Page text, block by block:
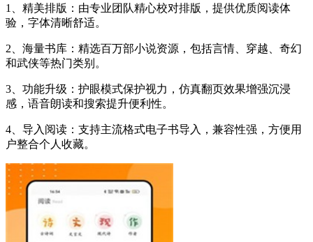
1、精美排版：由专业团队精心校对排版，提供优质阅读体
验，字体清晰舒适。
2、海量书库：精选百万部小说资源，包括言情、穿越、奇幻
和武侠等热门类别。
3、功能升级：护眼模式保护视力，仿真翻页效果增强沉浸
感，语音朗读和搜索提升便利性。
4、导入阅读：支持主流格式电子书导入，兼容性强，方便用
户整合个人收藏。